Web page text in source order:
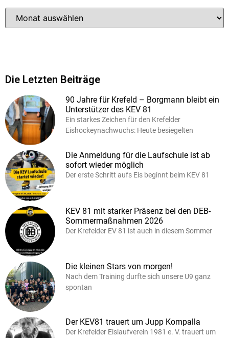
Die Letzten Beiträge
90 Jahre für Krefeld – Borgmann bleibt ein
Unterstützer des KEV 81
Ein starkes Zeichen für den Krefelder
Eishockeynachwuchs: Heute besiegelten
Die Anmeldung für die Laufschule ist ab
sofort wieder möglich
Der erste Schritt aufs Eis beginnt beim KEV 81
KEV 81 mit starker Präsenz bei den DEB-
Sommermaßnahmen 2026
Der Krefelder EV 81 ist auch in diesem Sommer
Die kleinen Stars von morgen!
Nach dem Training durfte sich unsere U9 ganz
spontan
Der KEV81 trauert um Jupp Kompalla
Der Krefelder Eislaufverein 1981 e. V. trauert um